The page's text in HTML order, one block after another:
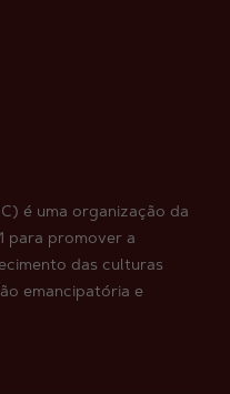
é uma organização da
para promover a
das culturas
emancipatória e